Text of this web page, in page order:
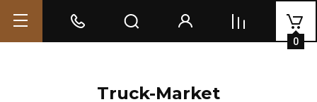
Truck-Market
0